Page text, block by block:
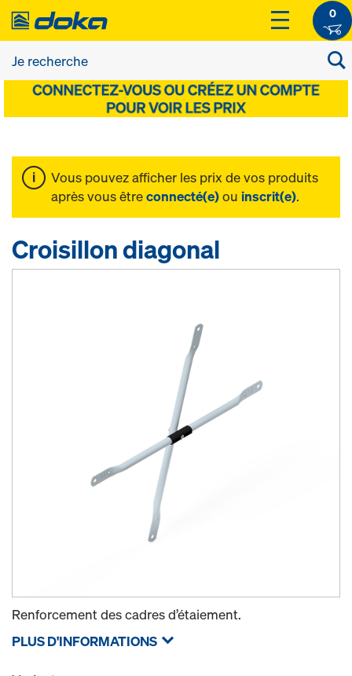
0
Vous pouvez afficher les prix de vos produits
après vous êtreconnecté(e)ou inscrit(e).
Croisillon diagonal
Renforcement des cadres d’étaiement.
PLUS D'INFORMATIONS